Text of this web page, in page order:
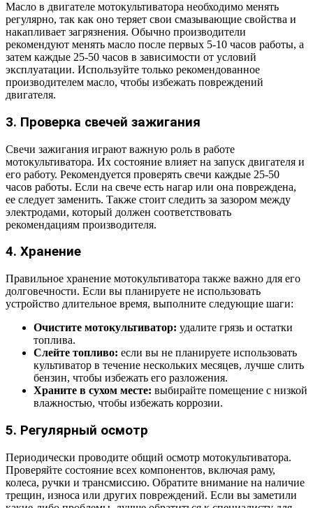
Масло в двигателе мотокультиватора необходимо менять
регулярно, так как оно теряет свои смазывающие свойства и
накапливает загрязнения. Обычно производители
рекомендуют менять масло после первых 5-10 часов работы, а
затем каждые 25-50 часов в зависимости от условий
эксплуатации. Используйте только рекомендованное
производителем масло, чтобы избежать повреждений
двигателя.
3. Проверка свечей зажигания
Свечи зажигания играют важную роль в работе
мотокультиватора. Их состояние влияет на запуск двигателя и
его работу. Рекомендуется проверять свечи каждые 25-50
часов работы. Если на свече есть нагар или она повреждена,
ее следует заменить. Также стоит следить за зазором между
электродами, который должен соответствовать
рекомендациям производителя.
4. Хранение
Правильное хранение мотокультиватора также важно для его
долговечности. Если вы планируете не использовать
устройство длительное время, выполните следующие шаги:
Очистите мотокультиватор: удалите грязь и остатки
топлива.
Слейте топливо: если вы не планируете использовать
культиватор в течение нескольких месяцев, лучше слить
бензин, чтобы избежать его разложения.
Храните в сухом месте: выбирайте помещение с низкой
влажностью, чтобы избежать коррозии.
5. Регулярный осмотр
Периодически проводите общий осмотр мотокультиватора.
Проверяйте состояние всех компонентов, включая раму,
колеса, ручки и трансмиссию. Обратите внимание на наличие
трещин, износа или других повреждений. Если вы заметили